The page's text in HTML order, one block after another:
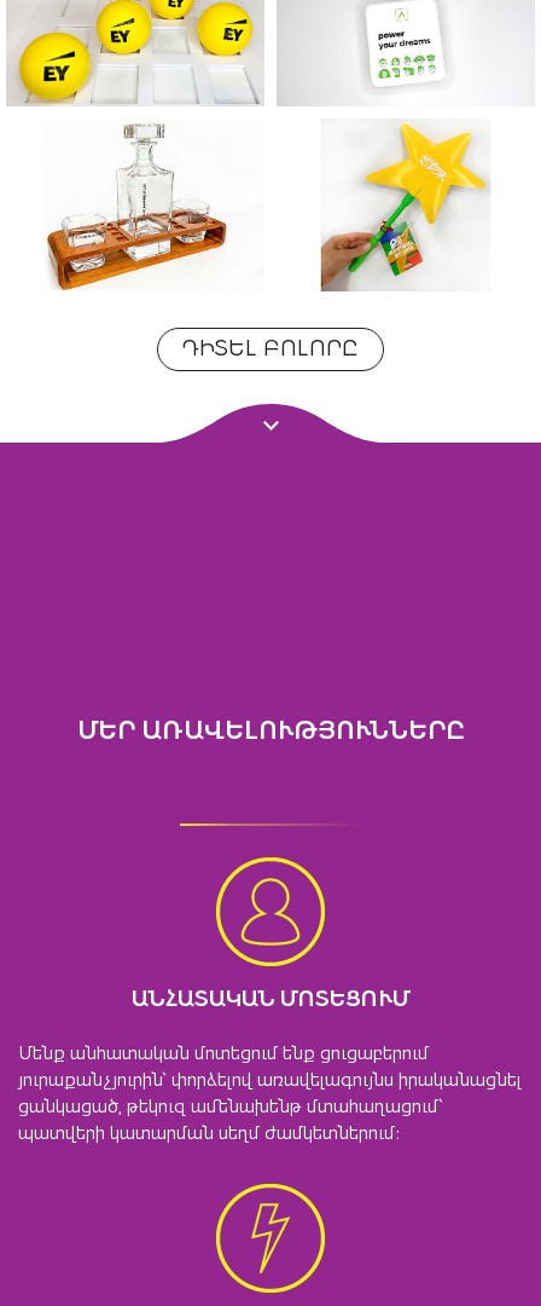
ԴԻՏԵԼ ԲՈԼՈՐԸ
ՄԵՐ ԱՌԱՎԵԼՈՒԹՅՈՒՆՆԵՐԸ
ԱՆՀԱՏԱԿԱՆ ՄՈՏԵՑՈՒՄ
Մենք անհատական մոտեցում ենք ցուցաբերում
յուրաքանչյուրին՝ փորձելով առավելագույնս իրականացնել
ցանկացած, թեկուզ ամենախենթ մտահաղացում՝
պատվերի կատարման սեղմ ժամկետներում։